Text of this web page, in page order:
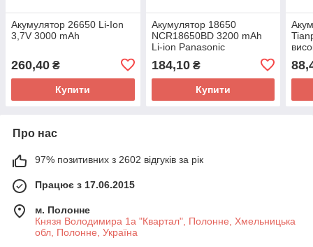
Акумулятор 26650 Li-Ion
3,7V 3000 mAh
260,40 ₴
Купити
Акумулятор 18650
NCR18650BD 3200 mAh
Li-ion Panasonic
184,10₴
Купити
Про нас
97% позитивних з 2602 відгуків за рік
Працює з 17.06.2015
м. Полонне
Князя Володимира 1а "Квартал", Полонне, Хмельницька
обл, Полонне, Україна